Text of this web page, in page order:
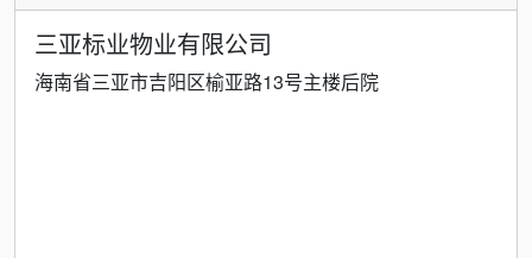
三亚标业物业有限公司
海南省三亚市吉阳区榆亚路13号主楼后院